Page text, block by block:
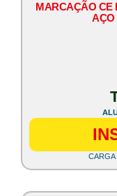
MARCAÇÃO CE
AÇO
CARGA